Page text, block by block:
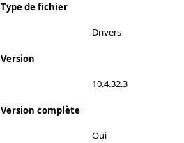
Type de fichier
Drivers
Version
10.4.32.3
Version complète
Oui